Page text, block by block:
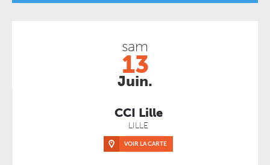
sam
13
Juin.
CCI Lille
LILLE
VOIR LA CARTE